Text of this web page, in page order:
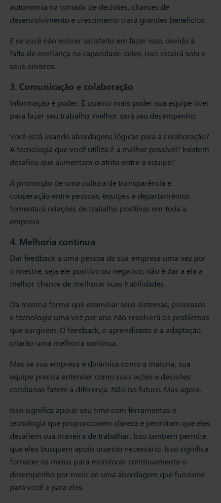
autonomia na tomada de decisões, chances de
desenvolvimento e crescimento trará grandes benefícios.
E se você não estiver satisfeito em fazer isso, devido à
falta de confiança na capacidade deles, isso recairá sobre
seus ombros.
3. Comunicação e colaboração
Informação é poder. E quanto mais poder sua equipe tiver
para fazer seu trabalho, melhor será seu desempenho.
Você está usando abordagens lógicas para a colaboração?
A tecnologia que você utiliza é a melhor possível? Existem
desafios que aumentam o atrito entre a equipe?
A promoção de uma cultura de transparência e
cooperação entre pessoas, equipes e departamentos
fomentará relações de trabalho positivas em toda a
empresa.
4. Melhoria contínua
Dar feedback a uma pessoa da sua empresa uma vez por
trimestre, seja ele positivo ou negativo, não é dar a ela a
melhor chance de melhorar suas habilidades.
Da mesma forma que examinar seus sistemas, processos
e tecnologia uma vez por ano não resolverá os problemas
que surgirem. O feedback, o aprendizado e a adaptação
criarão uma melhoria contínua.
Mas se sua empresa é dinâmica como a maioria, sua
equipe precisa entender como suas ações e decisões
cotidianas fazem a diferença. Não no futuro. Mas agora.
Isso significa apoiar seu time com ferramentas e
tecnologia que proporcionem clareza e permitam que eles
desafiem sua maneira de trabalhar. Isso também permite
que eles busquem apoio quando necessário. Isso significa
fornecer os meios para monitorar continuamente o
desempenho por meio de uma abordagem que funcione
para você e para eles.